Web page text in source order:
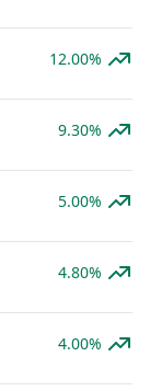
12.00%
9.30%
5.00%
4.80%
4.00%